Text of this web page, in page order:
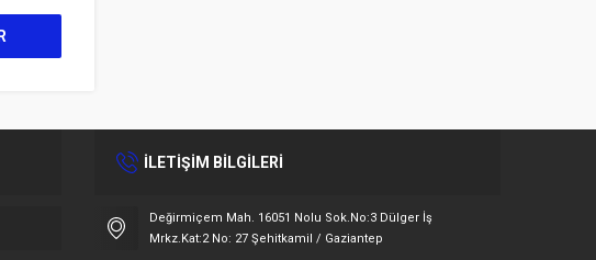
İLETİŞİM BİLGİLERİ
Değirmiçem Mah. 16051 Nolu Sok.No:3 Dülger İş
Mrkz.Kat:2 No: 27 Şehitkamil / Gaziantep